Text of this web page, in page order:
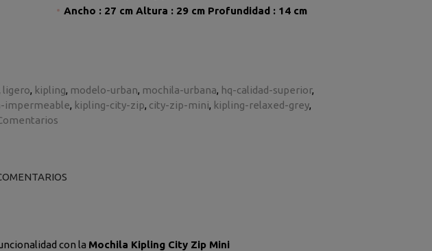
Ancho : 27 cm Altura : 29 cm Profundidad : 14 cm
ligero kipling modelo-urban mochila-urbana hq-calidad-superior
impermeable kipling-city-zip city-zip-mini kipling-relaxed-grey
con la Mochila Kipling City Zip Mini